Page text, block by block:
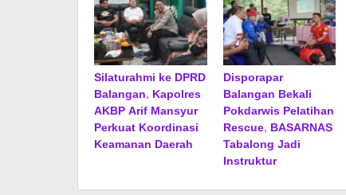
Silaturahmi ke DPRD
Balangan, Kapolres
AKBP Arif Mansyur
Perkuat Koordinasi
Keamanan Daerah
Disporapar
Balangan Bekali
Pokdarwis Pelatihan
Rescue, BASARNAS
Tabalong Jadi
Instruktur